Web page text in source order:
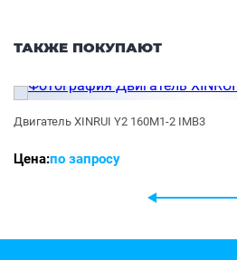
ТАКЖЕ ПОКУПАЮТ
Двигатель XINRUI Y2 160M1-2 IMB3
Цена:по запросу